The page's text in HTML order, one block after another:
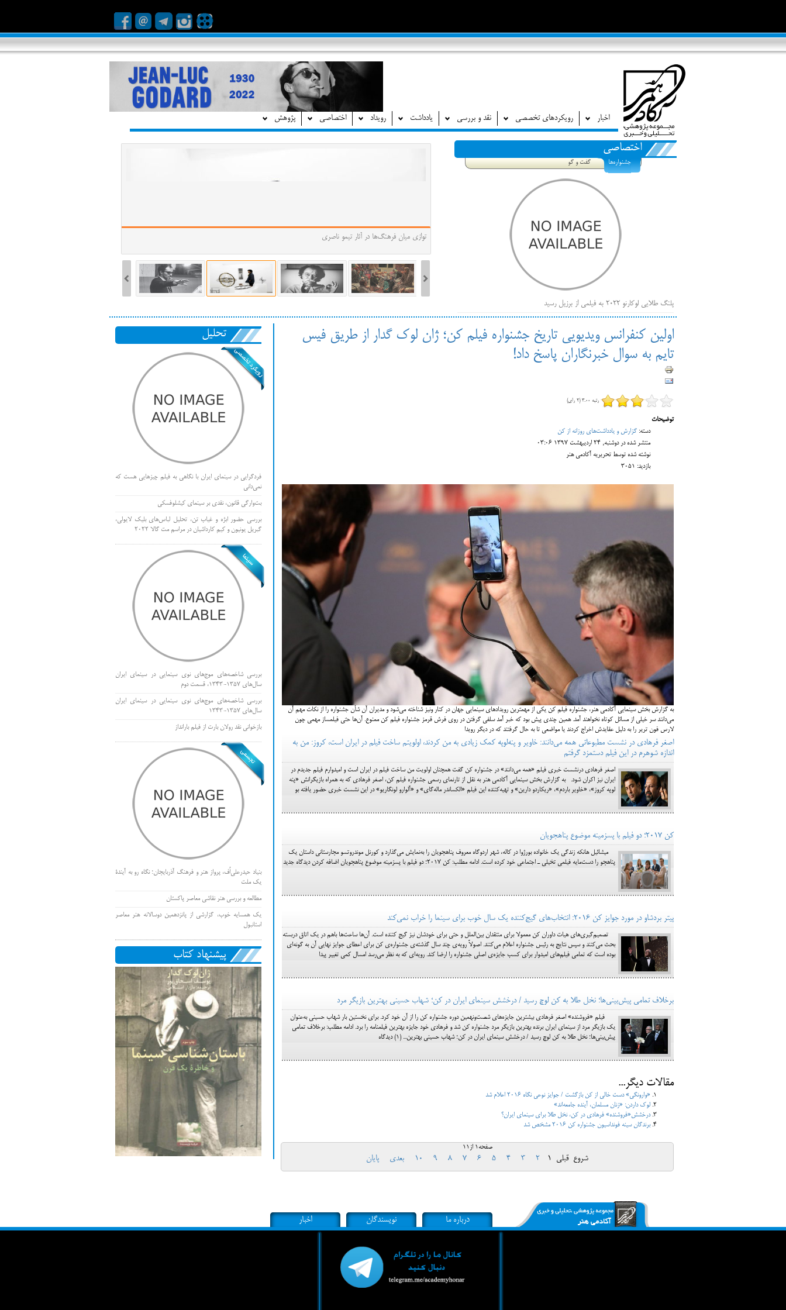
اخبار رویکردهای تخصصی نقد و بررسی یادداشت رویداد اختصاصی پژوهش
اختصاصی
جشنواره‌ها گفت و گو
پلنگ طلایی لوکارنو ۲۰۲۲ به فیلمی از برزیل رسید
فهرست فیلم‌های بخش مسابقه جشنواره فیلم ونیز ۲۰۲۲ مشخص شد، سهم پررنگ
ایرانی‌ها
بیرون راندن فیلم‌های منتسب به حامیان کرملین از جشنواره کن، راه برای مستقل‌ها
باز است
توازی میان فرهنگ‌ها در آثار تیمو ناصری
اولین کنفرانس ویدیویی تاریخ جشنواره فیلم کن؛ ژان لوک گدار از طریق فیس
تایم به سوال خبرنگاران پاسخ داد!
رتبه 3.00 (2 رای)
توضیحات
دسته: گزارش و یادداشت‌های روزانه از کن
منتشر شده در دوشنبه, 24 ارديبهشت 1397 03:06
نوشته شده توسط تحریریه آکادمی هنر
بازدید: 3051
به گزارش بخش سینمایی آکادمی هنر، جشنواره فیلم کن یکی از مهمترین رویدادهای سینمایی جهان در کنار ونیز شناخته می‌شود و مدیران آن شأن جشنواره را از نکات مهم آن
می‌دانند سر خیلی از مسائل کوتاه نخواهند آمد. همین چندی پیش بود که خبر آمد سلفی گرفتن در روی فرش قرمز جشنواره فیلم کن ممنوع. آن‌ها حتی فیلمساز مهمی چون
لارس فون تریر را به دلیل عقایدش اخراج کردند یا مواضعی تا به حال گرفتند که در دیگر رویدا
اصغر فرهادی در نشست مطبوعاتی همه می‌دانند: خاویر و پنه‌لوپه کمک زیادی به من کردند، اولویتم ساخت فیلم در ایران است، کروز: من به
اندازه شوهرم در این فیلم دستمزد گرفتم
اصغر فرهادی درنشست خبری فیلم «همه می‌دانند» در جشنواره کن گفت همچنان اولویت من ساخت فیلم در ایران است و امیدوارم فیلم جدیدم در
ایران نیز اکران شود. به گزارش بخش سینمایی آکادمی هنر به نقل از تارنمای رسمی جشنواره فیلم کن، اصغر فرهادی که به همراه بازیگرانش «پنه
لوپه کروز»، «خاویر باردم»، «ریکاردو دارین» و تهیه‌کننده این فیلم «الکساندر ماله‌گای» و «آلوارو لونگاریو» در این نشست خبری حضور یافته بو
کن ۲۰۱۷؛ دو فیلم با پسزمینه موضوع پناهجویان
میشائیل هانکه زندگی یک خانواده بورژوا در کاله، شهر اردوگاه معروف پناهجویان را به‌نمایش می‌گذارد و کورنل موندروتسو مجارستانی داستان یک
پناهجو را دست‌مایه فیلمی تخیلی ـ اجتماعی خود کرده است. ادامه مطلب: کن ۲۰۱۷؛ دو فیلم با پسزمینه موضوع پناهجویان اضافه کردن دیدگاه جدید
پیتر بردشاو در مورد جوایز کن 2016: انتخاب‌های گیج‌کننده یک سال خوب برای سینما را خراب نمی‌کند
تصمیم‌گیری‌های هیات داوران کن معمولا برای منتقدان بین‌الملل و حتی برای خودشان نیز گیج کننده است. آن‌ها ساعت‌ها باهم در یک اتاق دربسته
بحث می‌کنند و سپس نتایج به رئیس جشنواره اعلام می‌کنند. اصولاً رویه‌ی چند سال گذشته‌ی جشنواره‌ی کن برای اعطای جوایز نهایی آن به گونه‌ای
بوده است که تمامی فیلم‌های امیدوار برای کسب جایزه‌ی اصلی جشنواره را ارضا کند. رویه‌ای که به نظر می‌رسد امسال کمی تغییر پیدا
برخلاف تمامی پیش‌بینی‌ها؛ نخل طلا به کن لوچ رسید / درخشش سینمای ایران در کن؛ شهاب حسینی بهترین بازیگر مرد
فیلم «فروشنده» اصغر فرهادی بیشترین جایزه‌های شصت‌ونهمین دوره جشنواره کن را از آن خود کرد. برای نخستین بار شهاب حسینی به‌عنوان
یک بازیگر مرد از سینمای ایران برنده بهترین بازیگر مرد جشنواره کن شد و فرهادی خود جایزه بهترین فیلمنامه را برد. ادامه مطلب: برخلاف تمامی
پیش‌بینی‌ها؛ نخل طلا به کن لوچ رسید / درخشش سینمای ایران در کن؛ شهاب حسینی بهترین... (1) دیدگاه
مقالات دیگر...
«وارونگی» دست خالی از کن بازگشت / جوایز نوعی نگاه 2016 اعلام شد
لوک داردن: «زنان مسلمان، آینده جامعه‌اند»
درخشش«فروشنده» فرهادی در کن، نخل طلا برای سینمای ایران؟
برندگان سینه فونداسیون جشنواره کن 2016 مشخص شد
صفحه1 از11
شروع قبلی 1
2
3
4
5
6
7
8
9
10 بعدی پایان
تحلیل
فردگرایی در سینمای ایران با نگاهی به فیلم چیزهایی هست که
نمی‌دانی
بت‌وارگی قانون، نقدی بر سینمای کیشلوفسکی
بررسی حضور ابژه و غیاب تن، تحلیل لباس‌های بلیک لایولی،
گبریل یونیون و کیم کارداشیان در مراسم مت گالا ۲۰۲۲
بررسی شاخصه‌های موج‌های نوی سینمایی در سینمای ایران
سال‌های 1357-1343، قسمت دوم
بررسی شاخصه‌های موج‌های نوی سینمایی در سینمای ایران
سال‌های 1357-1343
بازخوانی نقد رولان بارت از فیلم بارانداز
بنیاد حیدرعلی‌اُف، پرواز هنر و فرهنگ آذربایجان؛ نگاه رو به آیندۀ
یک ملت
مطالعه و بررسی هنر نقاشی معاصر پاکستان
یک همسایه خوب، گزارشی از پانزدهمین دوسالانه هنر معاصر
استانبول
پیشنهاد کتاب
درباره ما نویسندگان اخبار